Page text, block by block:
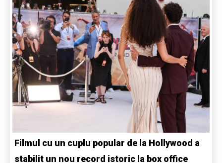
Filmul cu un cuplu popular de la Hollywood a
stabilit un nou record istoric la box office